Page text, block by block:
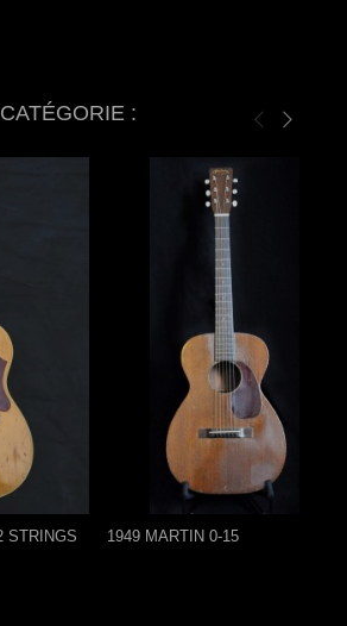
:
STRINGS 1949 MARTIN 0-15